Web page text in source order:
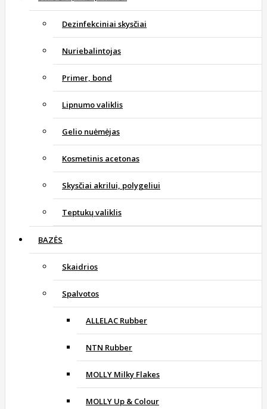
Dezinfekciniai skysčiai
Nuriebalintojas
Primer, bond
Lipnumo valiklis
Gelio nuėmėjas
Kosmetinis acetonas
Skysčiai akrilui, polygeliui
Teptukų valiklis
BAZĖS
Skaidrios
Spalvotos
ALLELAC Rubber
NTN Rubber
MOLLY Milky Flakes
MOLLY Up & Colour